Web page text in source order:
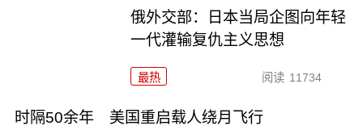
俄外交部：日本当局企图向年轻
一代灌输复仇主义思想
最热 阅读 11734
时隔50余年 美国重启载人绕月飞行